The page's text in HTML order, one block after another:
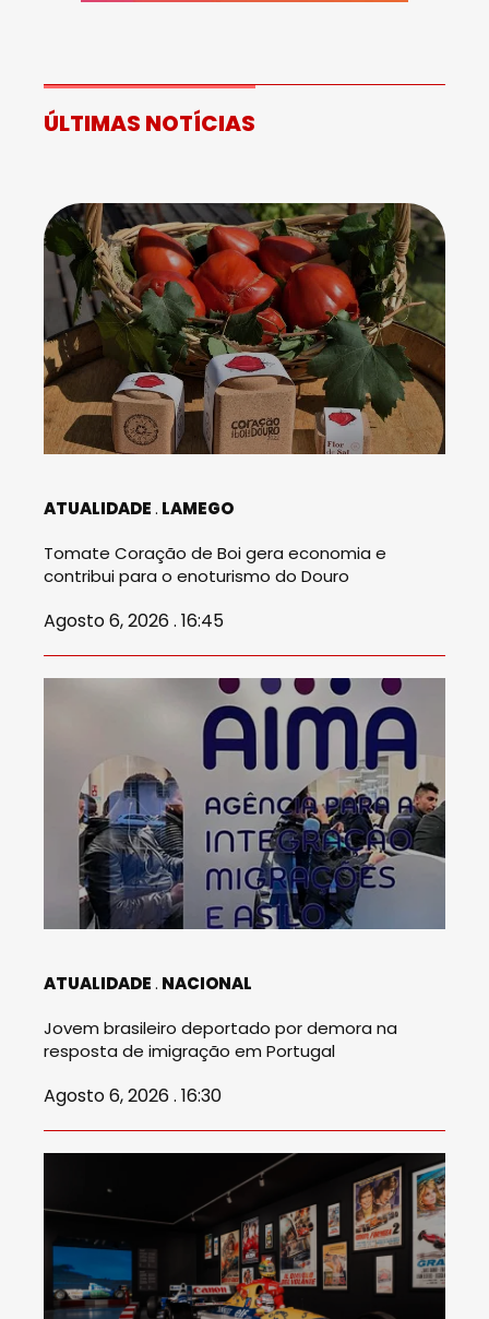
ÚLTIMAS NOTÍCIAS
ATUALIDADE LAMEGO
Tomate Coração de Boi gera economia e
contribui para o enoturismo do Douro
Agosto 6, 2026 . 16:45
ATUALIDADE NACIONAL
Jovem brasileiro deportado por demora na
resposta de imigração em Portugal
Agosto 6, 2026 . 16:30